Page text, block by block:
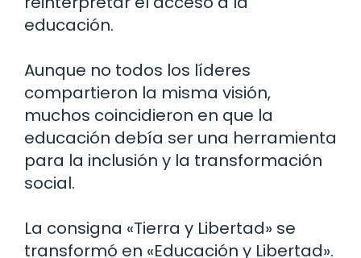
educación.
Aunque no todos los líderes
compartieron la misma visión,
muchos coincidieron en que la
educación debía ser una herramienta
para la inclusión y la transformación
social.
La consigna «Tierra y Libertad» se
transformó en «Educación y Libertad».